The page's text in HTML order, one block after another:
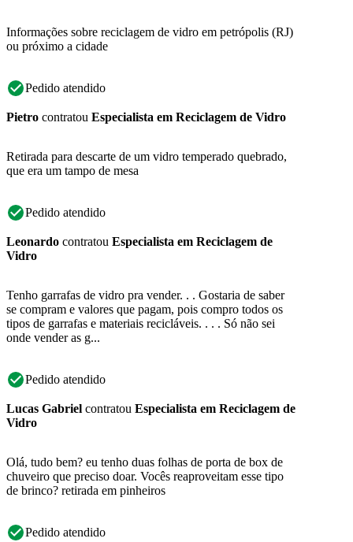
Informações sobre reciclagem de vidro em petrópolis (RJ)
ou próximo a cidade
Pedido atendido
Pietro contratou Especialista em Reciclagem de Vidro
Retirada para descarte de um vidro temperado quebrado,
que era um tampo de mesa
Pedido atendido
Leonardo contratou Especialista em Reciclagem de
Vidro
Tenho garrafas de vidro pra vender. . . Gostaria de saber
se compram e valores que pagam, pois compro todos os
tipos de garrafas e materiais recicláveis. . . . Só não sei
onde vender as g...
Pedido atendido
Lucas Gabriel contratou Especialista em Reciclagem de
Vidro
Olá, tudo bem? eu tenho duas folhas de porta de box de
chuveiro que preciso doar. Vocês reaproveitam esse tipo
de brinco? retirada em pinheiros
Pedido atendido